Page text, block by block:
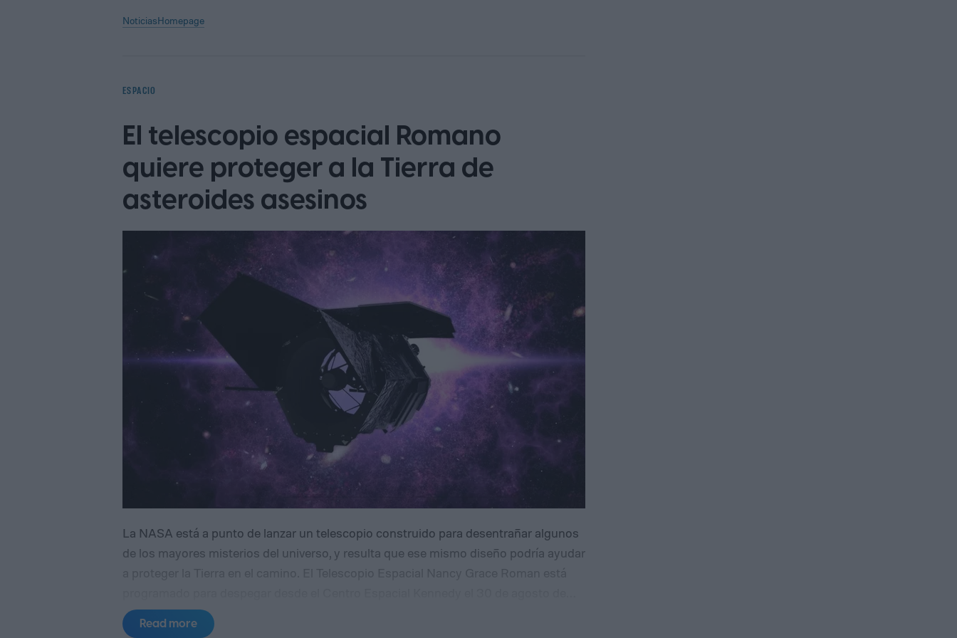
NoticiasHomepage
ESPACIO
El telescopio espacial Romano
quiere proteger a la Tierra de
asteroides asesinos
La NASA está a punto de lanzar un telescopio construido para desentrañar algunos
de los mayores misterios del universo, y resulta que ese mismo diseño podría ayudar
2026, con una misión principal centrada en estudiar la materia oscura y la energía
oscura, las fuerzas invisibles que moldean las galaxias y la expansión cósmica. Los
Read more